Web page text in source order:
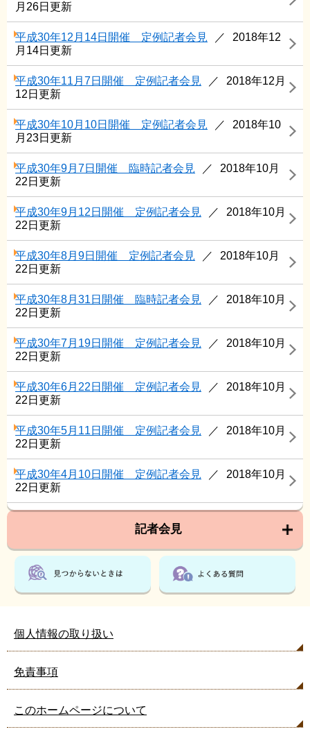
月26日更新
平成30年12月14日開催 定例記者会見
2018年12
月14日更新
平成30年11月7日開催 定例記者会見
2018年12月
12日更新
平成30年10月10日開催 定例記者会見
2018年10
月23日更新
平成30年9月7日開催 臨時記者会見
2018年10月
22日更新
平成30年9月12日開催 定例記者会見
2018年10月
22日更新
平成30年8月9日開催 定例記者会見
2018年10月
22日更新
平成30年8月31日開催 臨時記者会見
2018年10月
22日更新
平成30年7月19日開催 定例記者会見
2018年10月
22日更新
平成30年6月22日開催 定例記者会見
2018年10月
22日更新
平成30年5月11日開催 定例記者会見
2018年10月
22日更新
平成30年4月10日開催 定例記者会見
2018年10月
22日更新
記者会見
個人情報の取り扱い
免責事項
このホームページについて